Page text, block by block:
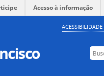
Acesso à informação
ACESSIBILIDADE